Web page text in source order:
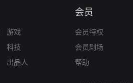
游戏
科技
出品人
会员
会员特权
会员剧场
帮助